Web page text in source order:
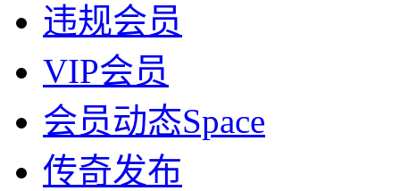
违规会员
VIP会员
会员动态Space
传奇发布